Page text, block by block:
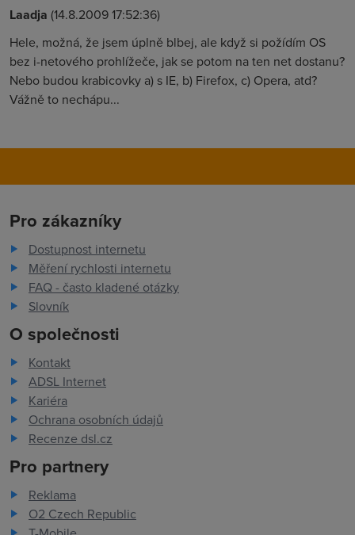
Laadja (14.8.2009 17:52:36)
Hele, možná, že jsem úplně blbej, ale když si požídím OS
bez i-netového prohlížeče, jak se potom na ten net dostanu?
Nebo budou krabicovky a) s IE, b) Firefox, c) Opera, atd?
Vážně to nechápu...
Pro zákazníky
Dostupnost internetu
Měření rychlosti internetu
FAQ - často kladené otázky
Slovník
O společnosti
Kontakt
ADSL Internet
Kariéra
Ochrana osobních údajů
Recenze dsl.cz
Pro partnery
Reklama
O2 Czech Republic